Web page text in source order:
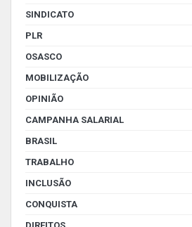
SINDICATO
PLR
OSASCO
MOBILIZAÇÃO
OPINIÃO
CAMPANHA SALARIAL
BRASIL
TRABALHO
INCLUSÃO
CONQUISTA